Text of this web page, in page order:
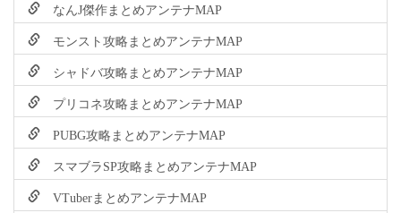
なんJ傑作まとめアンテナMAP
モンスト攻略まとめアンテナMAP
シャドバ攻略まとめアンテナMAP
プリコネ攻略まとめアンテナMAP
PUBG攻略まとめアンテナMAP
スマブラSP攻略まとめアンテナMAP
VTuberまとめアンテナMAP